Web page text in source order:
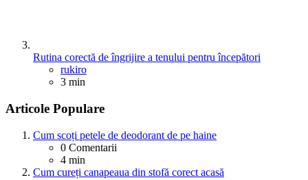
Rutina corectă de îngrijire a tenului pentru începători
Posted
rukiro
3 min
Articole Populare
Cum scoți petele de deodorant de pe haine
0 Comentarii
4 min
Cum cureți canapeaua din stofă corect acasă